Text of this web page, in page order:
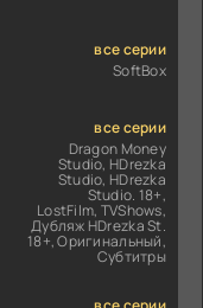
все серии
SoftBox
все серии
Dragon Money
Studio, HDrezka
Studio, HDrezka
Studio. 18+,
LostFilm, TVShows,
Дубляж HDrezka St.
18+, Оригинальный,
Субтитры